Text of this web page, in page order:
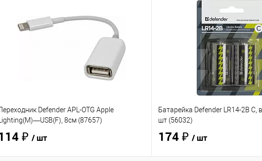
Defender APL-OTG Apple
8см (87657)
₽ / шт
Батарейка Defender LR14-2B C,
шт (56032)
174 ₽ / шт